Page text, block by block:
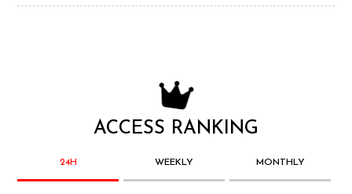
ACCESS RANKING
24H WEEKLY MONTHLY